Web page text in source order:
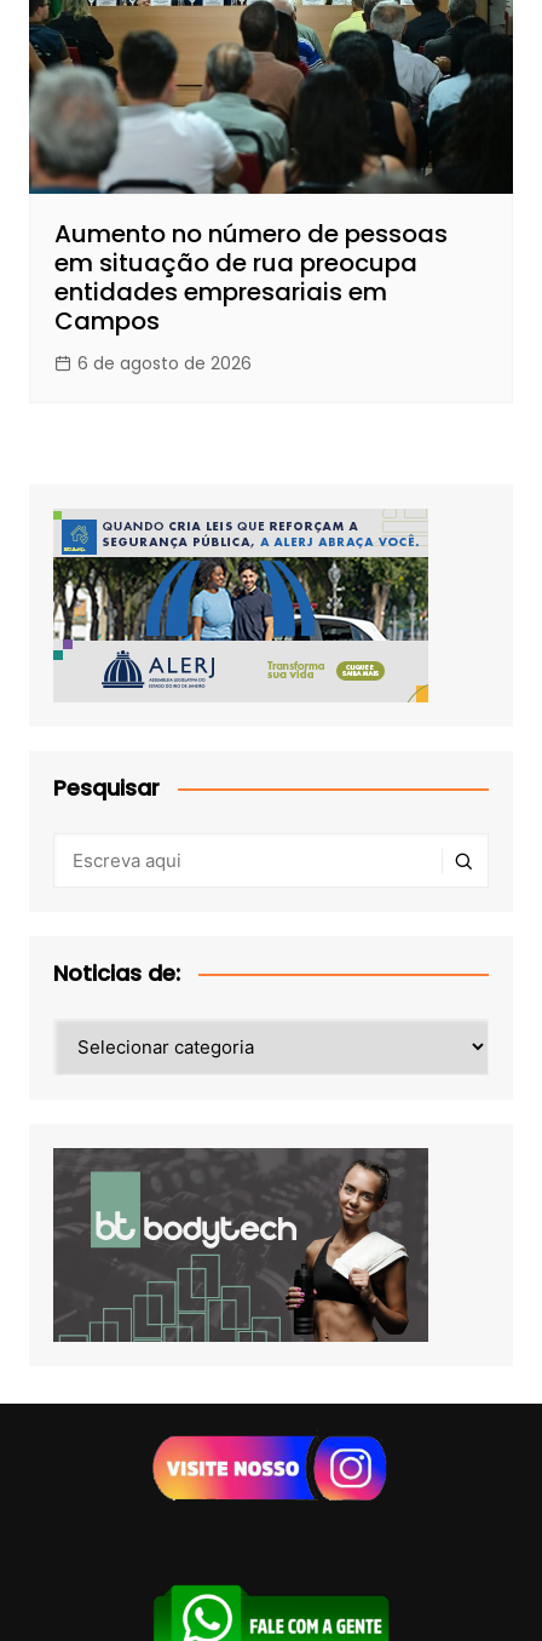
Aumento no número de pessoas
em situação de rua preocupa
entidades empresariais em
Campos
6 de agosto de 2026
Pesquisar
Noticias de:
de: